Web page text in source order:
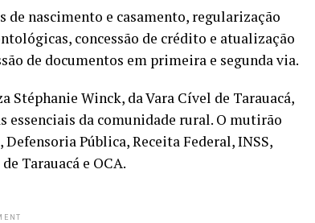
de nascimento e casamento, regularização
concessão de crédito e atualização
de documentos em primeira e segunda via.
Winck, da Vara Cível de Tarauacá,
essenciais da comunidade rural. O mutirão
Pública, Receita Federal, INSS,
Tarauacá e OCA.